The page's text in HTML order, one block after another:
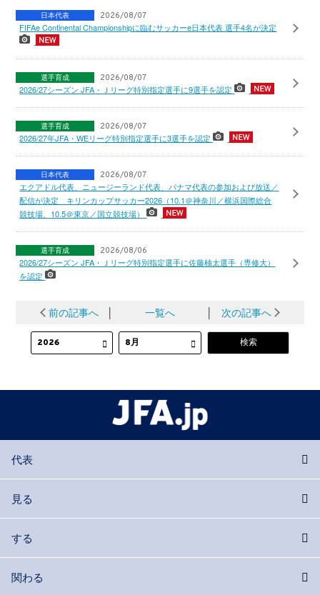
日本代表 2026/08/07
FIFAe Continental Championshipに臨むサッカーe日本代表 選手4名が決定
選手育成 2026/08/07
2026/27シーズン JFA・Ｊリーグ特別指定選手に9選手を認定
選手育成 2026/08/07
2026/27年JFA・WEリーグ特別指定選手に3選手を認定
日本代表 2026/08/07
エクアドル代表、ニュージーランド代表、パナマ代表の参加および放送／
配信が決定 キリンカップサッカー2026（10.1＠神奈川／横浜国際総合
競技場、10.5＠東京／国立競技場）
選手育成 2026/08/06
2026/27シーズン JFA・Ｊリーグ特別指定選手に佐藤柚太選手（専修大）
を認定
前の記事へ │ 一覧へ │ 次の記事へ
代表
見る
する
関わる